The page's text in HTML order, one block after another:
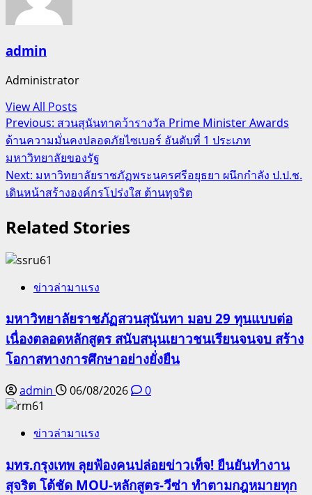
admin
Administrator
View All Posts
Post
navigation
Previous: สวนสุนันทาคว้ารางวัล Prime Minister Awards
ด้านความมั่นคงปลอดภัยไซเบอร์ อันดับที่ 1 ประเภท
มหาวิทยาลัยของรัฐ
Next: มหาวิทยาลัยราชภัฏพระนครศรีอยุธยา ผนึกกำลัง ป.ป.ช.
เดินหน้าสร้างองค์กรโปร่งใส ต้านทุจริต
Related Stories
ข่าวล่ามาแรง
มหาวิทยาลัยราชภัฏสวนสุนันทา มอบ 29 ทุนแบบต่อ
เนื่องตลอดหลักสูตร สนับสนุนเยาวชนเรียนจนจบ สร้าง
โอกาสทางการศึกษาอย่างยั่งยืน
admin 06/08/2026 0
ข่าวล่ามาแรง
มทร.กรุงเทพ ลุยฟ้องคนปล่อยข่าวเท็จ! ยืนยันทำงาน
สุจริต โต้ชัด MOU-หลักสูตร-วีซ่า ทำตามกฎหมายทุก